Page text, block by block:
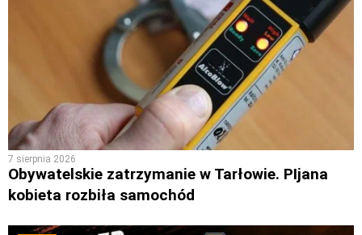
7 sierpnia 2026
Obywatelskie zatrzymanie w Tarłowie. PIjana
kobieta rozbiła samochód